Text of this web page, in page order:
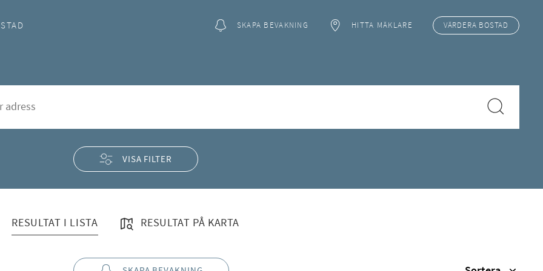
SKAPA BEVAKNING HITTA MÄKLARE VÄRDERA BOSTAD
VISA FILTER
RESULTAT I LISTA RESULTAT PÅ KARTA